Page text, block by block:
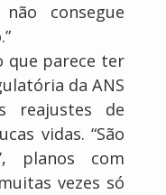
consegue
que parece ter
da ANS
reajustes de
vidas. “São
planos com
vezes só